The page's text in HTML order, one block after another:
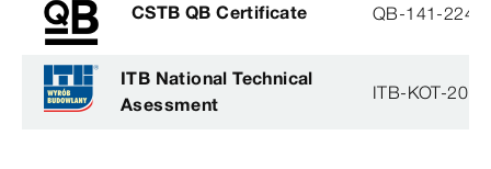
CSTB QB Certificate QB-141-
ITB National Technical
Asessment
ITB-KOT-